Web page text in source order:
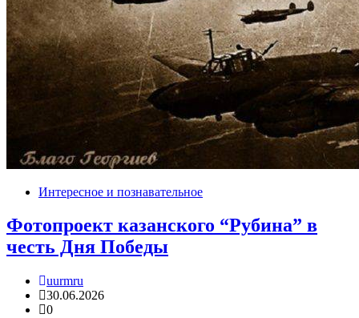
Интересное и познавательное
Фотопроект казанского “Рубина” в
честь Дня Победы
uurmru
30.06.2026
0